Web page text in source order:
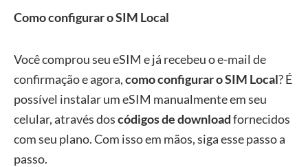
Como configurar o SIM Local
Você comprou seu eSIM e já recebeu o e-mail de
confirmação e agora,como configurar o SIM Local? É
possível instalar um eSIM manualmente em seu
celular, através doscódigos de downloadfornecidos
com seu plano. Com isso em mãos, siga esse passo a
passo.